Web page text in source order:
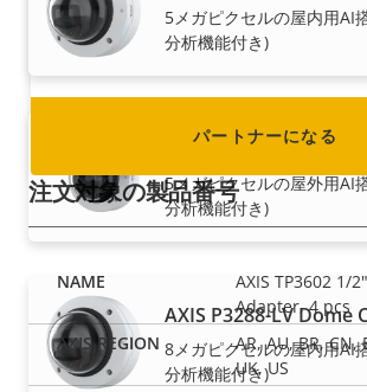
5メガピクセルの屋内用AI
分析機能付き)
AXIS P3287-LVE Dome
5メガピクセルの屋外用AI
分析機能付き)
AXIS P3288-LV Dome
8メガピクセルの屋内用AI
分析機能付き)
がいます。 パートナーになる方法
い。
パートナーになる
注文対象の製品番号
AXIS TP3602 1/
Adapter, 4 pcs
AR, AU, BR, CN,
UK, US